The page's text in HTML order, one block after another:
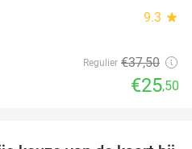
9.3 star
Regulier €37,50
€25,50